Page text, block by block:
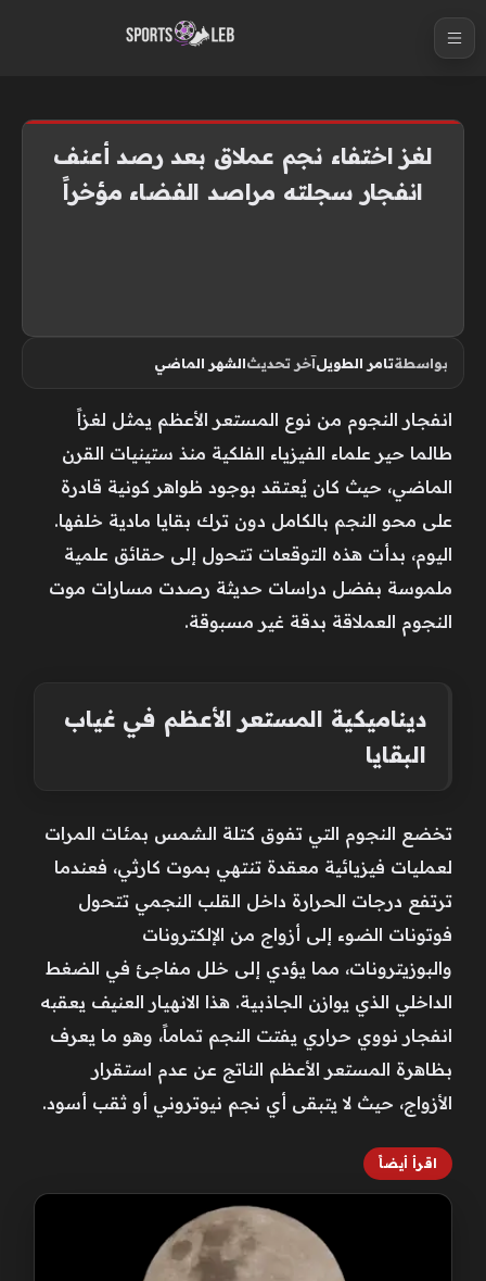
لغز اختفاء نجم عملاق بعد رصد أعنف
انفجار سجلته مراصد الفضاء مؤخراً
بواسطةتامر الطويلآخر تحديثالشهر الماضي
انفجار النجوم من نوع المستعر الأعظم يمثل لغزاً
طالما حير علماء الفيزياء الفلكية منذ ستينيات القرن
الماضي، حيث كان يُعتقد بوجود ظواهر كونية قادرة
على محو النجم بالكامل دون ترك بقايا مادية خلفها.
اليوم، بدأت هذه التوقعات تتحول إلى حقائق علمية
ملموسة بفضل دراسات حديثة رصدت مسارات موت
النجوم العملاقة بدقة غير مسبوقة.
ديناميكية المستعر الأعظم في غياب
البقايا
تخضع النجوم التي تفوق كتلة الشمس بمئات المرات
لعمليات فيزيائية معقدة تنتهي بموت كارثي، فعندما
ترتفع درجات الحرارة داخل القلب النجمي تتحول
فوتونات الضوء إلى أزواج من الإلكترونات
والبوزيترونات، مما يؤدي إلى خلل مفاجئ في الضغط
الداخلي الذي يوازن الجاذبية. هذا الانهيار العنيف يعقبه
انفجار نووي حراري يفتت النجم تماماً، وهو ما يعرف
بظاهرة المستعر الأعظم الناتج عن عدم استقرار
الأزواج، حيث لا يتبقى أي نجم نيوتروني أو ثقب أسود.
اقرأ أيضاً